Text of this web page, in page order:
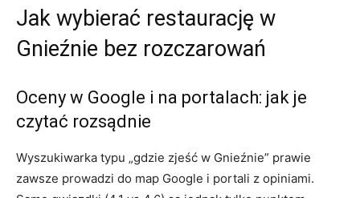
Jak wybierać restaurację w
Gnieźnie bez rozczarowań
Oceny w Google i na portalach: jak je
czytać rozsądnie
Wyszukiwarka typu „gdzie zjeść w Gnieźnie” prawie
zawsze prowadzi do map Google i portali z opiniami.